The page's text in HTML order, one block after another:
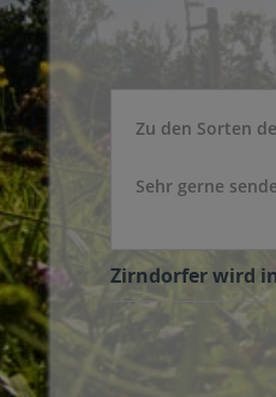
Zu den Sorten
Sehr gerne
Zirndorfer wird